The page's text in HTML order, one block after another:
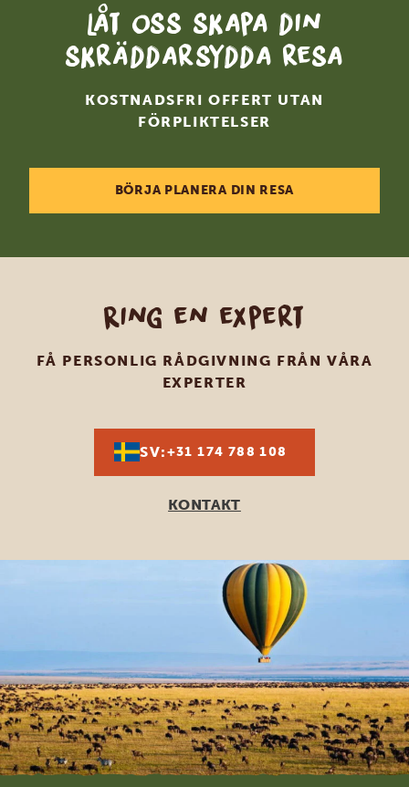
Låt oss skapa din
skräddarsydda resa
KOSTNADSFRI OFFERT UTAN
FÖRPLIKTELSER
BÖRJA PLANERA DIN RESA
Ring en expert
FÅ PERSONLIG RÅDGIVNING FRÅN VÅRA
EXPERTER
SV:+31 174 788 108
KONTAKT
Footer